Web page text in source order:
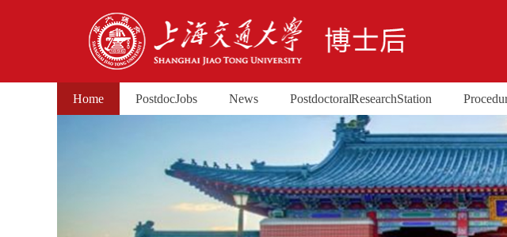
Home Postdoc Jobs News Postdoctoral Research Station